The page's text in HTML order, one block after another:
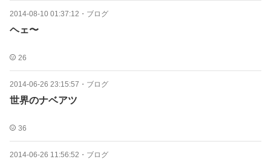
2014-08-10 01:37:12 ・ ブログ
ヘェ〜
26
2014-06-26 23:15:57 ・ ブログ
世界のナベアツ
36
2014-06-26 11:56:52 ・ ブログ